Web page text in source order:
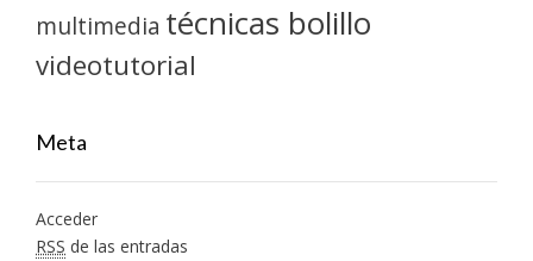
multimedia técnicas bolillo
videotutorial
Meta
Acceder
RSS de las entradas